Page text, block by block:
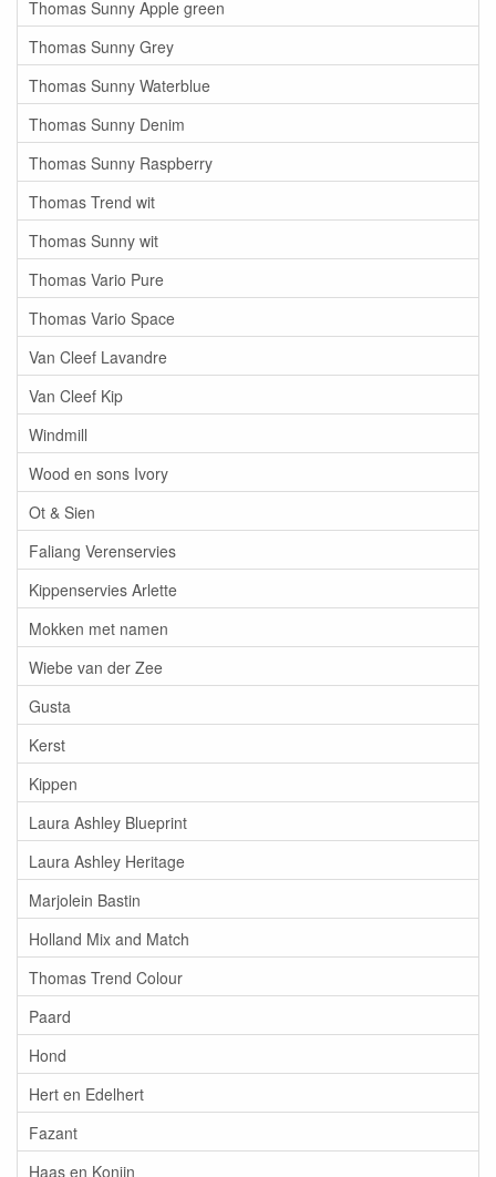
Thomas Sunny Apple green
Thomas Sunny Grey
Thomas Sunny Waterblue
Thomas Sunny Denim
Thomas Sunny Raspberry
Thomas Trend wit
Thomas Sunny wit
Thomas Vario Pure
Thomas Vario Space
Van Cleef Lavandre
Van Cleef Kip
Windmill
Wood en sons Ivory
Ot & Sien
Faliang Verenservies
Kippenservies Arlette
Mokken met namen
Wiebe van der Zee
Gusta
Kerst
Kippen
Laura Ashley Blueprint
Laura Ashley Heritage
Marjolein Bastin
Holland Mix and Match
Thomas Trend Colour
Paard
Hond
Hert en Edelhert
Fazant
Haas en Konijn